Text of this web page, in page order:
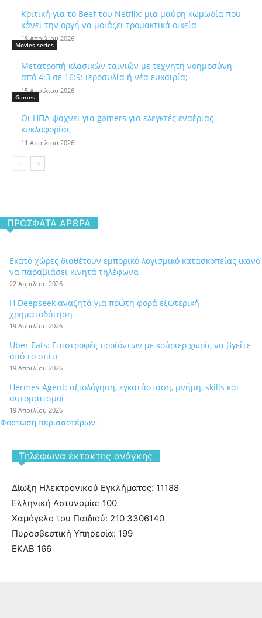
Κριτική για το Beef του Netflix: μια μαύρη κωμωδία που
κάνει την οργή να μοιάζει τρομακτικά οικεία
18 Απριλίου 2026
Movies-series
Μετατροπή κλασικών ταινιών με τεχνητή νοημοσύνη
από 4:3 σε 16:9: ιεροσυλία ή νέα ευκαιρία;
15 Απριλίου 2026
Games
Οι ΗΠΑ ψάχνει για gamers για ελεγκτές εναέριας
κυκλοφορίας
11 Απριλίου 2026
ΠΡΌΣΦΑΤΑ ΆΡΘΡΑ
Εκατό χώρες διαθέτουν εμπορικό λογισμικό κατασκοπείας ικανό
να παραβιάσει κινητά τηλέφωνα
22 Απριλίου 2026
Η Deepseek αναζητά για πρώτη φορά εξωτερική
χρηματοδότηση
19 Απριλίου 2026
Uber Eats: Επιστροφές προϊόντων με κούριερ χωρίς να βγείτε
από το σπίτι
19 Απριλίου 2026
Hermes Agent: αξιολόγηση, εγκατάσταση, μνήμη, skills και
αυτοματισμοί
19 Απριλίου 2026
Φόρτωση περισσοτέρων
Tηλέφωνα έκτακτης ανάγκης
Δίωξη Ηλεκτρονικού Εγκλήματος: 11188
Ελληνική Αστυνομία: 100
Χαμόγελο του Παιδιού: 210 3306140
Πυροσβεστική Υπηρεσία: 199
ΕΚΑΒ 166